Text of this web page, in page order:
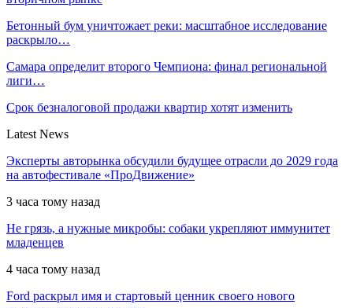
Бетонный бум уничтожает реки: масштабное исследование
раскрыло…
Самара определит второго Чемпиона: финал региональной
лиги…
Срок безналоговой продажи квартир хотят изменить
Latest News
Эксперты авторынка обсудили будущее отрасли до 2029 года
на автофестивале «ПроДвижение»
3 часа тому назад
Не грязь, а нужные микробы: собаки укрепляют иммунитет
младенцев
4 часа тому назад
Ford раскрыл имя и стартовый ценник своего нового